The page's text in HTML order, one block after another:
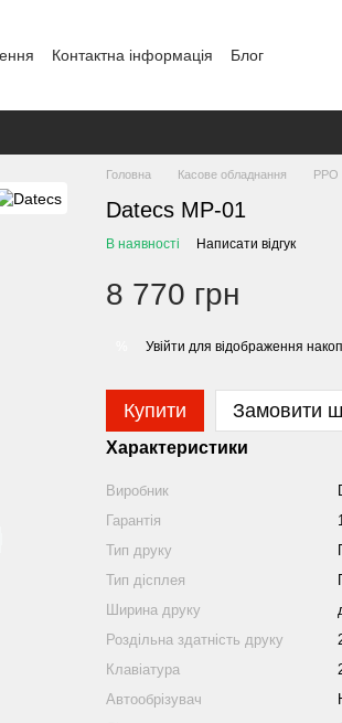
Контактна інформація Блог
Головна Касове обладнання РРО
Datecs MP-01
В наявності Написати відгук
8 770 грн
Увійти для відображення
Купити Замовити
Характеристики
Виробник
Гарантія
Тип друку
Тип дісплея
Ширина друку
Роздільна здатність друку
Клавіатура
Автообрізувач